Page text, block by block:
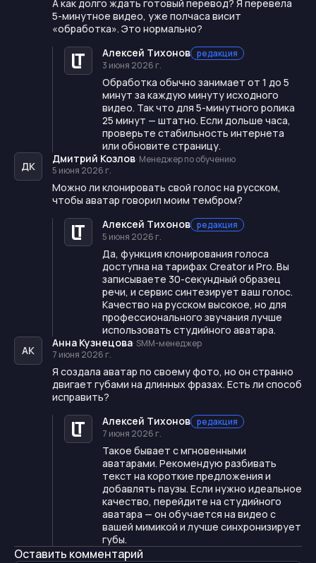
А как долго ждать готовый перевод? Я перевела
5-минутное видео, уже полчаса висит
«обработка». Это нормально?
Алексей Тихонов редакция
3 июня 2026 г.
Обработка обычно занимает от 1 до 5
минут за каждую минуту исходного
видео. Так что для 5-минутного ролика
25 минут — штатно. Если дольше часа,
проверьте стабильность интернета
или обновите страницу.
ДК
Дмитрий Козлов· Менеджер по обучению
5 июня 2026 г.
Можно ли клонировать свой голос на русском,
чтобы аватар говорил моим тембром?
Алексей Тихонов редакция
5 июня 2026 г.
Да, функция клонирования голоса
доступна на тарифах Creator и Pro. Вы
записываете 30-секундный образец
речи, и сервис синтезирует ваш голос.
Качество на русском высокое, но для
профессионального звучания лучше
использовать студийного аватара.
АК
Анна Кузнецова·SMM-менеджер
7 июня 2026 г.
Я создала аватар по своему фото, но он странно
двигает губами на длинных фразах. Есть ли способ
исправить?
Алексей Тихонов редакция
7 июня 2026 г.
Такое бывает с мгновенными
аватарами. Рекомендую разбивать
текст на короткие предложения и
добавлять паузы. Если нужно идеальное
качество, перейдите на студийного
аватара — он обучается на видео с
вашей мимикой и лучше синхронизирует
губы.
Оставить комментарий